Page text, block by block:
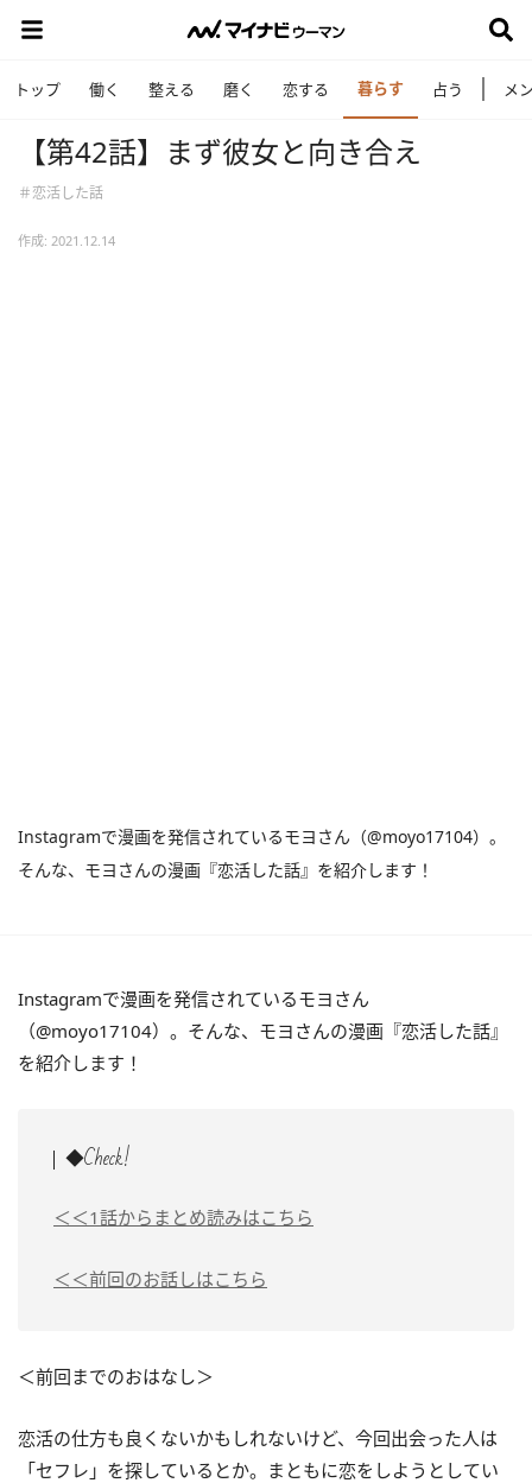
トップ 働く 整える 磨く 恋する 暮らす 占う メ
【第42話】まず彼女と向き合え
＃恋活した話
作成: 2021.12.14
Instagramで漫画を発信されているモヨさん（@moyo17104）。
そんな、モヨさんの漫画『恋活した話』を紹介します！
Instagramで漫画を発信されているモヨさん
（@moyo17104）。そんな、モヨさんの漫画『恋活した話』
を紹介します！
◆Check!
＜＜1話からまとめ読みはこちら
＜＜前回のお話しはこちら
＜前回までのおはなし＞
恋活の仕方も良くないかもしれないけど、今回出会った人は
「セフレ」を探しているとか。まともに恋をしようとしてい